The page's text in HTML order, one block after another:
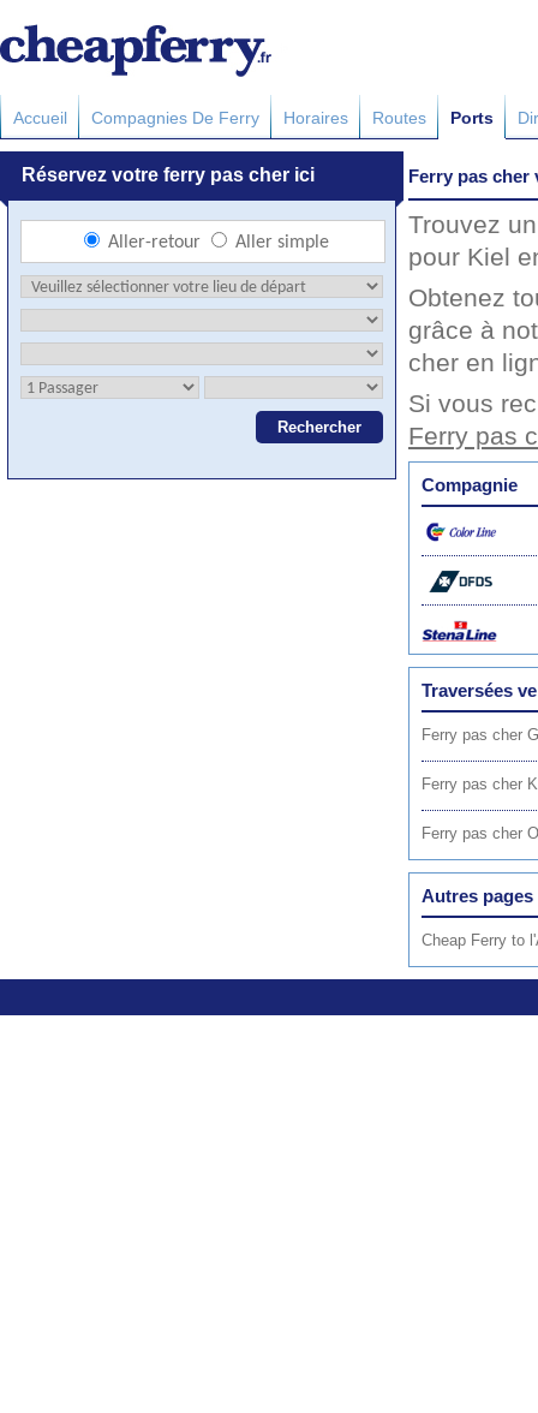
Accueil Compagnies De Ferry Horaires Routes Ports
Ferry pas cher
Trouvez
pour Kiel
Obtenez
grâce à
cher en
Si vous
Ferry pas
Compagnie
Traversées
Ferry pas cher
Ferry pas cher
Ferry pas cher
Autres pages
Cheap Ferry to